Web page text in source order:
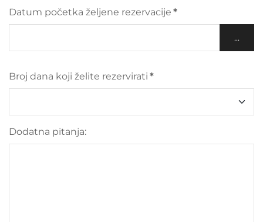
Datum početka željene rezervacije *
...
Broj dana koji želite rezervirati *
Dodatna pitanja: